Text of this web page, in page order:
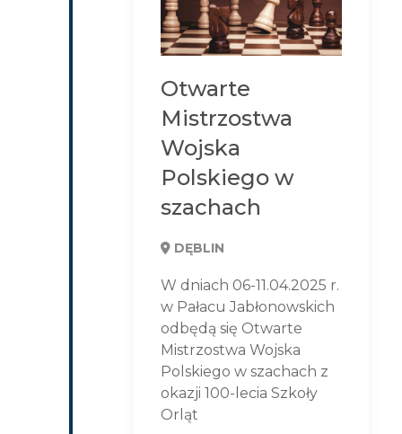
Otwarte
Mistrzostwa
Wojska
Polskiego w
szachach
DĘBLIN
W dniach 06-11.04.2025 r.
w Pałacu Jabłonowskich
odbędą się Otwarte
Mistrzostwa Wojska
Polskiego w szachach z
okazji 100-lecia Szkoły
Orląt